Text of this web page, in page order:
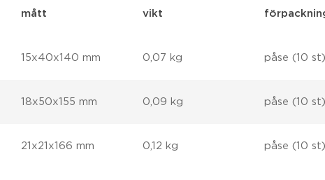
mått vikt
15x40x140 mm 0,07 kg påse (10 st)
18x50x155 mm 0,09 kg påse (10 st)
21x21x166 mm 0,12 kg påse (10 st)